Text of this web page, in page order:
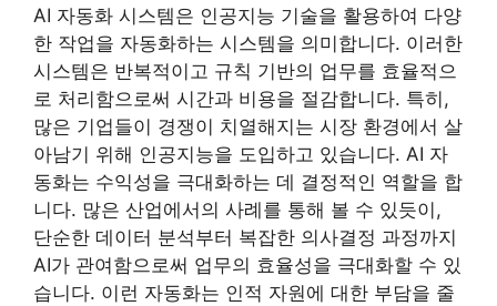
AI 자동화 시스템은 인공지능 기술을 활용하여 다양
한 작업을 자동화하는 시스템을 의미합니다. 이러한
시스템은 반복적이고 규칙 기반의 업무를 효율적으
로 처리함으로써 시간과 비용을 절감합니다. 특히,
많은 기업들이 경쟁이 치열해지는 시장 환경에서 살
아남기 위해 인공지능을 도입하고 있습니다. AI 자
동화는 수익성을 극대화하는 데 결정적인 역할을 합
니다. 많은 산업에서의 사례를 통해 볼 수 있듯이,
단순한 데이터 분석부터 복잡한 의사결정 과정까지
AI가 관여함으로써 업무의 효율성을 극대화할 수 있
습니다. 이런 자동화는 인적 자원에 대한 부담을 줄